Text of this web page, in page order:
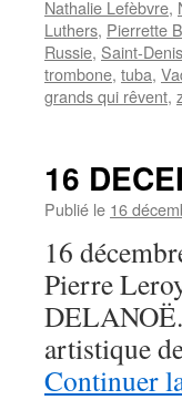
Nathalie Lefèbvre,
Luthers, Pierrette
Russie, Saint-Denis
trombone, tuba,
grands qui rêvent,
16
Publié le 16
16
Pierre
artistique
Continuer